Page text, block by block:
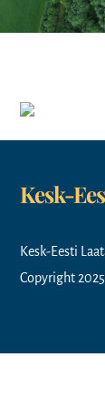
Kesk-
Kesk-Eesti
Copyright